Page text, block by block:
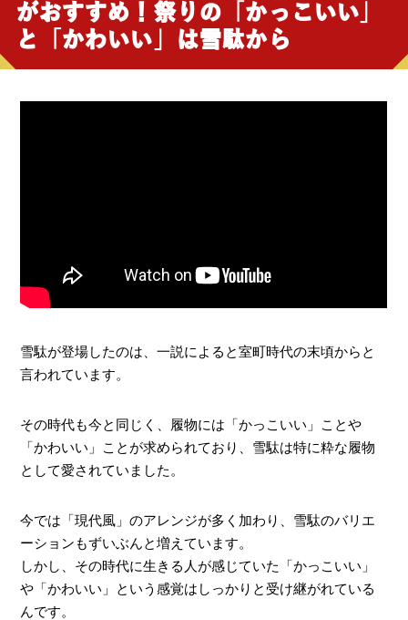
がおすすめ！祭りの「かっこいい」
と「かわいい」は雪駄から
雪駄が登場したのは、一説によると室町時代の末頃からと
言われています。
その時代も今と同じく、履物には「かっこいい」ことや
「かわいい」ことが求められており、雪駄は特に粋な履物
として愛されていました。
今では「現代風」のアレンジが多く加わり、雪駄のバリエ
ーションもずいぶんと増えています。
しかし、その時代に生きる人が感じていた「かっこいい」
や「かわいい」という感覚はしっかりと受け継がれている
んです。